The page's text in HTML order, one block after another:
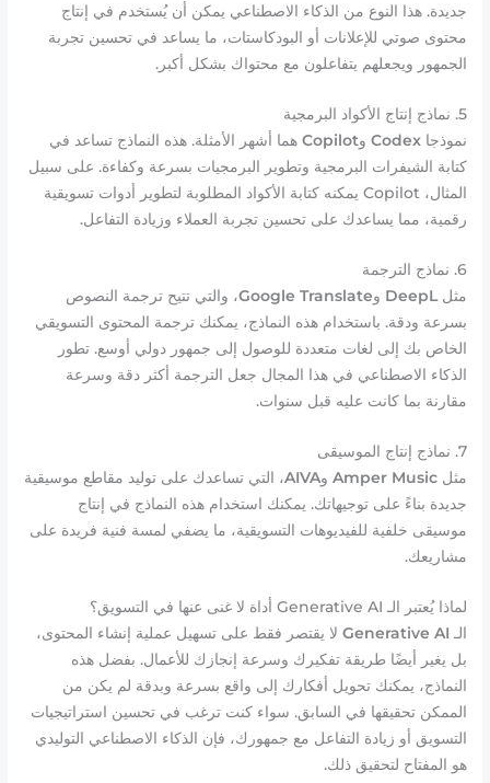
جديدة. هذا النوع من الذكاء الاصطناعي يمكن أن يُستخدم في إنتاج
محتوى صوتي للإعلانات أو البودكاستات، ما يساعد في تحسين تجربة
الجمهور ويجعلهم يتفاعلون مع محتواك بشكل أكبر.
5. نماذج إنتاج الأكواد البرمجية
نموذجاCodex وCopilot هما أشهر الأمثلة. هذه النماذج تساعد في
كتابة الشيفرات البرمجية وتطوير البرمجيات بسرعة وكفاءة. على سبيل
المثال، Copilot يمكنه كتابة الأكواد المطلوبة لتطوير أدوات تسويقية
رقمية، مما يساعدك على تحسين تجربة العملاء وزيادة التفاعل.
6. نماذج الترجمة
مثلDeepL وGoogle Translate، والتي تتيح ترجمة النصوص
بسرعة ودقة. باستخدام هذه النماذج، يمكنك ترجمة المحتوى التسويقي
الخاص بك إلى لغات متعددة للوصول إلى جمهور دولي أوسع. تطور
الذكاء الاصطناعي في هذا المجال جعل الترجمة أكثر دقة وسرعة
مقارنة بما كانت عليه قبل سنوات.
7. نماذج إنتاج الموسيقى
مثلAmper Music وAIVA، التي تساعدك على توليد مقاطع موسيقية
جديدة بناءً على توجيهاتك. يمكنك استخدام هذه النماذج في إنتاج
موسيقى خلفية للفيديوهات التسويقية، ما يضفي لمسة فنية فريدة على
مشاريعك.
لماذا يُعتبر الـ Generative AI أداة لا غنى عنها في التسويق؟
الـ Generative AI لا يقتصر فقط على تسهيل عملية إنشاء المحتوى،
بل يغير أيضًا طريقة تفكيرك وسرعة إنجازك للأعمال. بفضل هذه
النماذج، يمكنك تحويل أفكارك إلى واقع بسرعة وبدقة لم يكن من
الممكن تحقيقها في السابق. سواء كنت ترغب في تحسين استراتيجيات
التسويق أو زيادة التفاعل مع جمهورك، فإن الذكاء الاصطناعي التوليدي
هو المفتاح لتحقيق ذلك.